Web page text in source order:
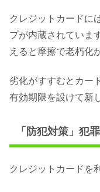
クレジットカードに
プが内蔵されていま
えると摩擦で老朽化
劣化がすすむとカー
有効期限を設けて新
「防犯対策」犯
クレジットカードを